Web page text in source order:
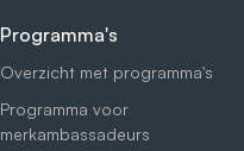
Programma's
Overzicht met programma's
Programma voor
merkambassadeurs